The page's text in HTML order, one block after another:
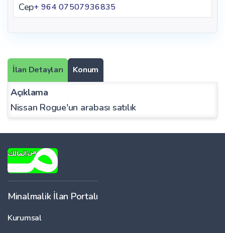
Cep+ 964 07507936835
İlan Detayları Konum
Açıklama
Nissan Rogue'un arabası satılık
Minalmalik İlan Portalı
Kurumsal